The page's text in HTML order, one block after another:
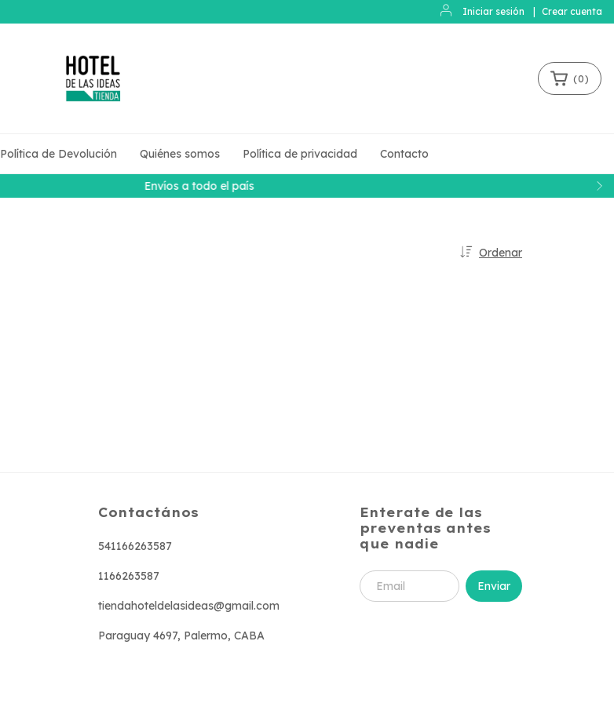
Iniciar sesión Crear cuenta
(0)
Política de Devolución Quiénes somos Política de privacidad Contacto
Ordenar
Contactános
541166263587
1166263587
tiendahoteldelasideas@gmail.com
Paraguay 4697, Palermo, CABA
Enterate de las
preventas antes
que nadie